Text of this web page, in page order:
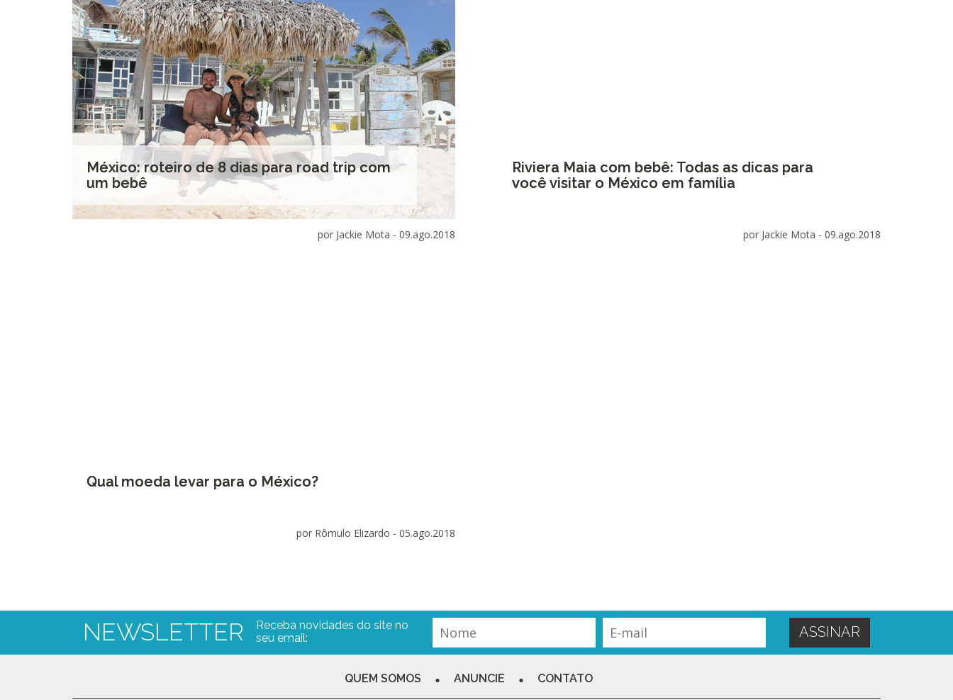
México: roteiro de 8 dias para road trip com
um bebê
por Jackie Mota - 09.ago.2018
Riviera Maia com bebê: Todas as dicas para
você visitar o México em família
por Jackie Mota - 09.ago.2018
Qual moeda levar para o México?
por Rômulo Elizardo - 05.ago.2018
NEWSLETTER
Receba novidades do site no
seu email:
QUEM SOMOS ANUNCIE CONTATO